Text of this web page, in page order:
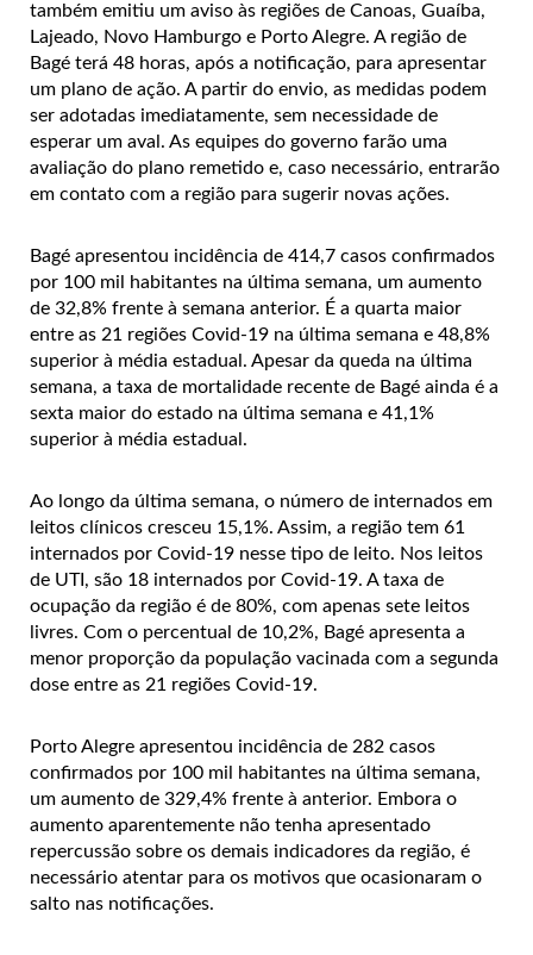
também emitiu um aviso às regiões de Canoas, Guaíba,
Lajeado, Novo Hamburgo e Porto Alegre. A região de
Bagé terá 48 horas, após a notificação, para apresentar
um plano de ação. A partir do envio, as medidas podem
ser adotadas imediatamente, sem necessidade de
esperar um aval. As equipes do governo farão uma
avaliação do plano remetido e, caso necessário, entrarão
em contato com a região para sugerir novas ações.
Bagé apresentou incidência de 414,7 casos confirmados
por 100 mil habitantes na última semana, um aumento
de 32,8% frente à semana anterior. É a quarta maior
entre as 21 regiões Covid-19 na última semana e 48,8%
superior à média estadual. Apesar da queda na última
semana, a taxa de mortalidade recente de Bagé ainda é a
sexta maior do estado na última semana e 41,1%
superior à média estadual.
Ao longo da última semana, o número de internados em
leitos clínicos cresceu 15,1%. Assim, a região tem 61
internados por Covid-19 nesse tipo de leito. Nos leitos
de UTI, são 18 internados por Covid-19. A taxa de
ocupação da região é de 80%, com apenas sete leitos
livres. Com o percentual de 10,2%, Bagé apresenta a
menor proporção da população vacinada com a segunda
dose entre as 21 regiões Covid-19.
Porto Alegre apresentou incidência de 282 casos
confirmados por 100 mil habitantes na última semana,
um aumento de 329,4% frente à anterior. Embora o
aumento aparentemente não tenha apresentado
repercussão sobre os demais indicadores da região, é
necessário atentar para os motivos que ocasionaram o
salto nas notificações.